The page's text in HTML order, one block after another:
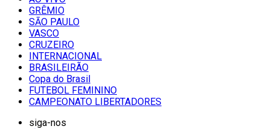
GRÊMIO
SĀO PAULO
VASCO
CRUZEIRO
INTERNACIONAL
BRASILEIRÃO
Copa do Brasil
FUTEBOL FEMININO
CAMPEONATO LIBERTADORES
siga-nos